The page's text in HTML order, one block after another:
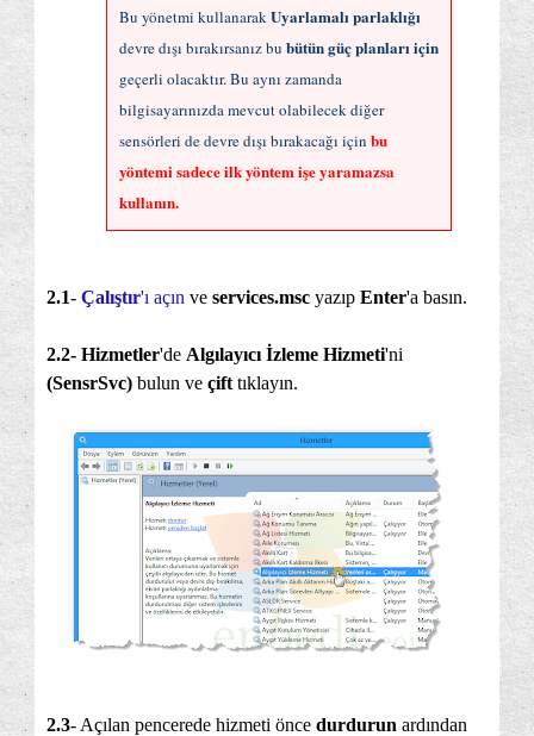
Bu yönetmi kullanarakUyarlamalı parlaklığı
devre dışı bırakırsanız bu bütün güç planları için
geçerli olacaktır. Bu aynı zamanda
bilgisayarınızda mevcut olabilecek diğer
sensörleri de devre dışı bırakacağı için bu
yöntemi sadece ilk yöntem işe yaramazsa
kullanın.
2.1- Çalıştır'ı açın ve services.msc yazıp Enter'a basın.
2.2- Hizmetler'de Algılayıcı İzleme Hizmeti'ni
(SensrSvc) bulun ve çift tıklayın.
2.3- Açılan pencerede hizmeti önce durdurun ardından